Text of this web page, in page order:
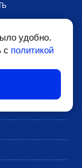
удобно.
с политикой